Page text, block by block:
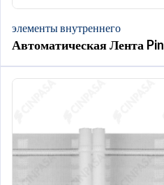
элементы внутреннего
Автоматическая Лента